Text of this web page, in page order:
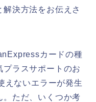
決方法をお伝えさ
カードの種
ラスサポートのお
えないエラーが発生
。ただ、いくつか考